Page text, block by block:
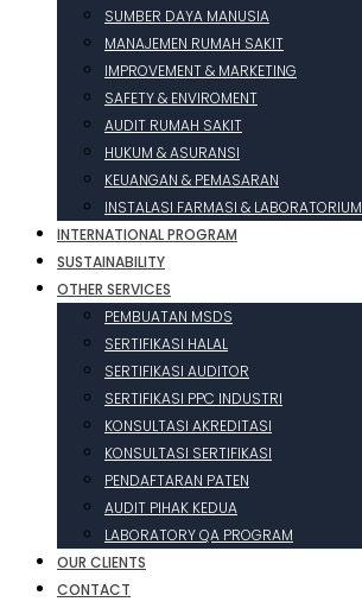
SUMBER DAYA MANUSIA
MANAJEMEN RUMAH SAKIT
IMPROVEMENT & MARKETING
SAFETY & ENVIROMENT
AUDIT RUMAH SAKIT
HUKUM & ASURANSI
KEUANGAN & PEMASARAN
INSTALASI FARMASI & LABORATORIUM
INTERNATIONAL PROGRAM
SUSTAINABILITY
OTHER SERVICES
PEMBUATAN MSDS
SERTIFIKASI HALAL
SERTIFIKASI AUDITOR
SERTIFIKASI PPC INDUSTRI
KONSULTASI AKREDITASI
KONSULTASI SERTIFIKASI
PENDAFTARAN PATEN
AUDIT PIHAK KEDUA
LABORATORY QA PROGRAM
OUR CLIENTS
CONTACT